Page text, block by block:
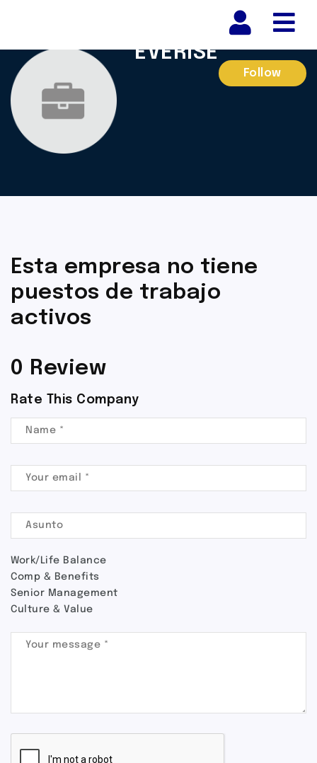
EVERISE
Follow
Esta empresa no tiene
puestos de trabajo
activos
0 Review
Rate This Company
Work/Life Balance
Comp & Benefits
Senior Management
Culture & Value